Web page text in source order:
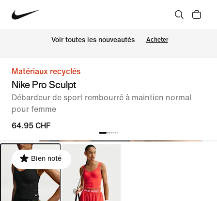
Voir toutes les nouveautés Acheter
Matériaux recyclés
Nike Pro Sculpt
Débardeur de sport rembourré à maintien normal
pour femme
64.95 CHF
Bien noté